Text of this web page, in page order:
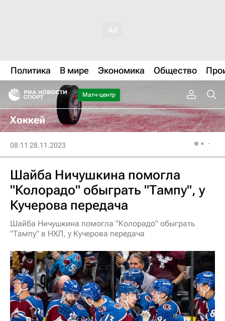
Политика В мире Экономика Общество
Матч-центр
Хоккей
08:11 28.11.2023
Шайба Ничушкина помогла
"Колорадо" обыграть "Тампу", у
Кучерова передача
Шайба Ничушкина помогла "Колорадо" обыграть
"Тампу" в НХЛ, у Кучерова передача